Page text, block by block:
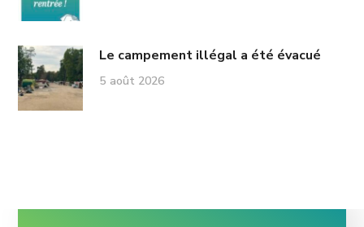
Le campement illégal a été évacué
5 août 2026